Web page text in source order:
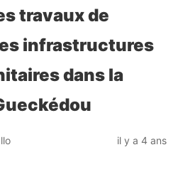
travaux de
infrastructures
dans la
il y a 4 ans